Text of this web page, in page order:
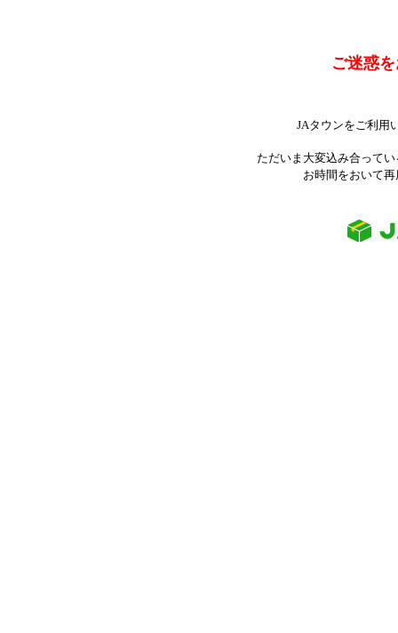
ご迷惑
JAタウンをご利用
ただいま大変込み合って
お時間をおいて